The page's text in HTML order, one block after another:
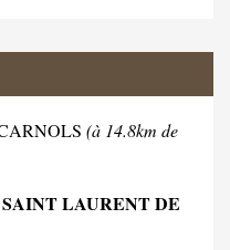
(à 14.8km de
LAURENT DE